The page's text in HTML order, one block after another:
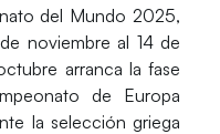
del Mundo 2025,
noviembre al 14 de
arranca la fase
de Europa
la selección griega